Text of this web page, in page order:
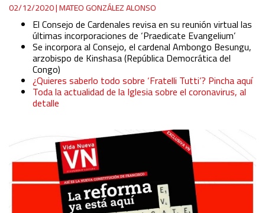
02/12/2020|MATEO GONZÁLEZ ALONSO
El Consejo de Cardenales revisa en su reunión virtual las
últimas incorporaciones de ‘Praedicate Evangelium’
Se incorpora al Consejo, el cardenal Ambongo Besungu,
arzobispo de Kinshasa (República Democrática del
Congo)
¿Quieres saberlo todo sobre ‘Fratelli Tutti’? Pincha aquí
Toda la actualidad de la Iglesia sobre el coronavirus, al
detalle